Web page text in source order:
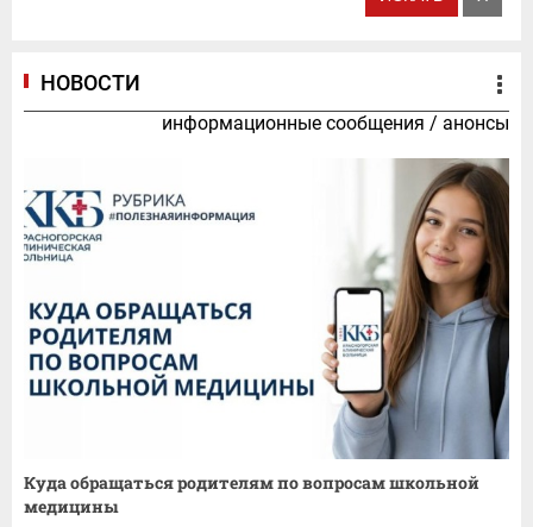
НОВОСТИ
информационные сообщения / анонсы
Куда обращаться родителям по вопросам школьной
медицины